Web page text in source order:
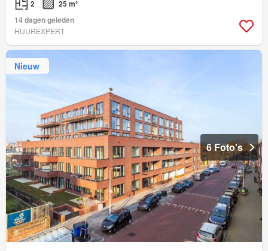
2
25 m²
14 dagen geleden
HUUREXPERT
Nieuw
6 Foto's